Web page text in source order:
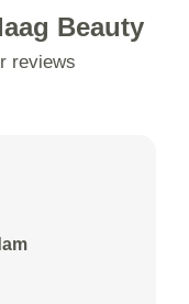
Beauty
reviews